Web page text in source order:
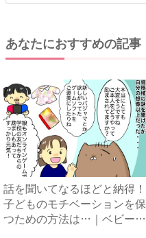
あなたにおすすめの記事
話を聞いてなるほどと納得！
子どものモチベーションを保
つための方法は…｜ベビーカ